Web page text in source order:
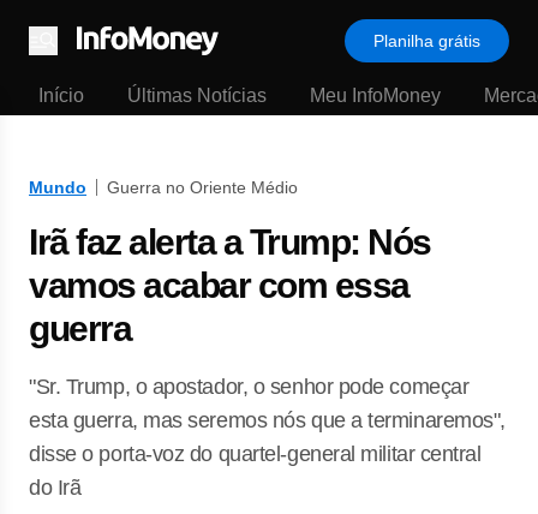
Menu
Planilha grátis
Início Últimas Notícias Meu InfoMoney
Mundo Guerra no Oriente Médio
Irã faz alerta a Trump: Nós
vamos acabar com essa
guerra
"Sr. Trump, o apostador, o senhor pode começar
esta guerra, mas seremos nós que a terminaremos",
disse o porta-voz do quartel-general militar central
do Irã